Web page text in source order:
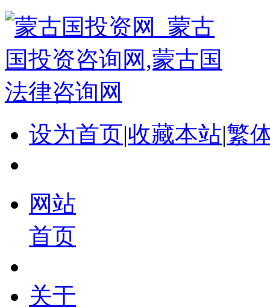
设为首页|收藏本站|繁
网站
首页
关于